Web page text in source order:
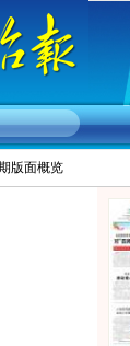
版面概览